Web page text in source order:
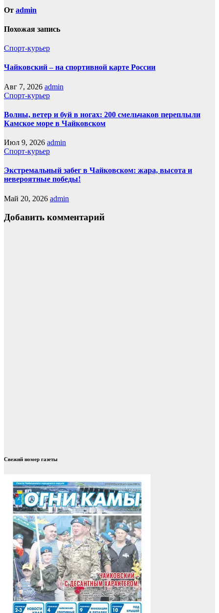
От admin
Похожая запись
Спорт-курьер
Чайковский – на спортивной карте России
Авг 7, 2026 admin
Спорт-курьер
Волны, ветер и буй в ногах: 200 смельчаков переплыли
Камское море в Чайковском
Июл 9, 2026 admin
Спорт-курьер
Экстремальный забег в Чайковском: жара, высота и
невероятные победы!
Май 20, 2026 admin
Добавить комментарий
Свежий номер газеты